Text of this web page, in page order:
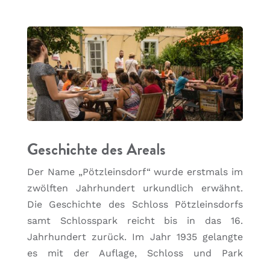
Geschichte des Areals
Der Name „Pötzleinsdorf“ wurde erstmals im
zwölften Jahrhundert urkundlich erwähnt.
Die Geschichte des Schloss Pötzleinsdorfs
samt Schlosspark reicht bis in das 16.
Jahrhundert zurück. Im Jahr 1935 gelangte
es mit der Auflage, Schloss und Park